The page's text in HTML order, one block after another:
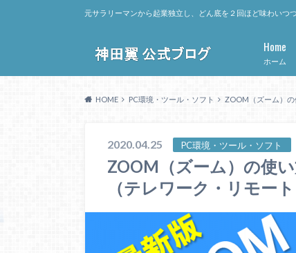
元サラリーマンから起業独立し、どん底を２回ほど味わいつ
ホーム
Home
HOME PC環境・ツール・ソフト ZOOM（ズーム）の
2020.04.25 PC環境・ツール・ソフト
ZOOM（ズーム）の使
（テレワーク・リモー